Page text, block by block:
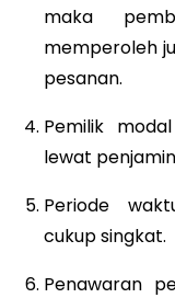
maka
memperoleh
pesanan.
Pemilik
lewat
Periode
cukup singkat.
Penawaran